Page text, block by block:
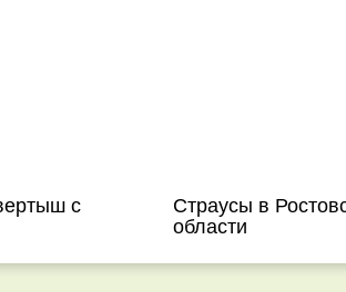
с Страусы в
области